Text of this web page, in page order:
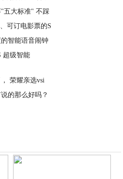
五大标准" 不踩
可订电影票的S
智能语音闹钟
超级智能
荣耀亲选vsi
的那么好吗？